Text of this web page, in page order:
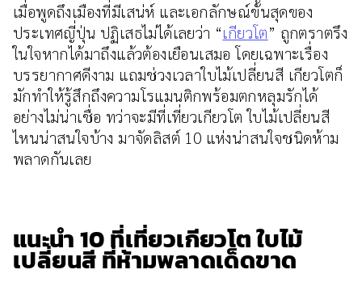
เมื่อพูดถึงเมืองที่มีเสน่ห์ และเอกลักษณ์ขั้นสุดของ
ประเทศญี่ปุ่น ปฏิเสธไม่ได้เลยว่า “เกียวโต” ถูกตราตรึง
ในใจหากได้มาถึงแล้วต้องเยือนเสมอ โดยเฉพาะเรื่อง
บรรยากาศดีงาม แถมช่วงเวลาใบไม้เปลี่ยนสี เกียวโตก็
มักทำให้รู้สึกถึงความโรแมนติกพร้อมตกหลุมรักได้
อย่างไม่น่าเชื่อ ทว่าจะมีที่เที่ยวเกียวโต ใบไม้เปลี่ยนสี
ไหนน่าสนใจบ้าง มาจัดลิสต์ 10 แห่งน่าสนใจชนิดห้าม
พลาดกันเลย
แนะนำ 10 ที่เที่ยวเกียวโต ใบไม้
เปลี่ยนสี ที่ห้ามพลาดเด็ดขาด